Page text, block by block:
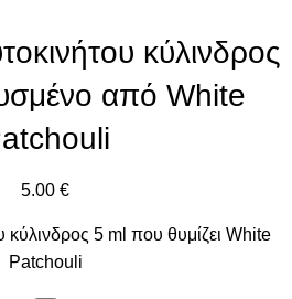
κύλινδρος
από White
5.00 €
κύλινδρος 5 ml που θυμίζει White
Patchouli